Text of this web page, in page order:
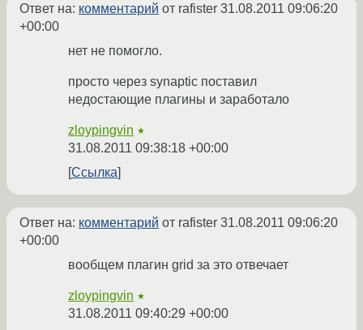
Ответ на: комментарий от rafister 31.08.2011 09:06:20
+00:00
нет не помогло.
просто через synaptic поставил
недостающие плагины и заработало
zloypingvin ★
31.08.2011 09:38:18 +00:00
Ссылка
Ответ на: комментарий от rafister 31.08.2011 09:06:20
+00:00
вообщем плагин grid за это отвечает
zloypingvin ★
31.08.2011 09:40:29 +00:00